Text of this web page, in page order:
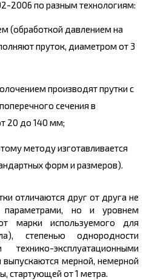
2006 по разным технологиям:
(обработкой давлением на
пруток, диаметром от 3
производят прутки с
сечения в
20 до 140 мм;
методу изготавливается
форм и размеров).
отличаются друг от друга не
параметрами, но и уровнем
марки используемого для
степенью однородности
эксплуатационными
выпускаются мерной, немерной
стартующей от 1 метра.